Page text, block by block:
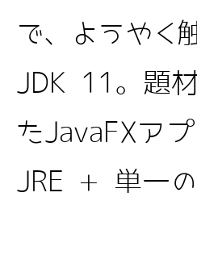
で、ようやく
JDK 11。題
たJavaFXア
JRE + 単一